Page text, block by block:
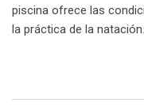
piscina ofrece las
la práctica de la natación.